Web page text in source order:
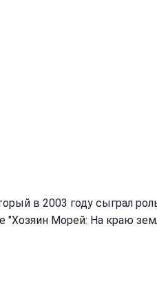
в 2003 году сыграл
"Хозяин Морей: На краю